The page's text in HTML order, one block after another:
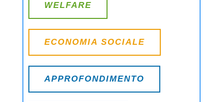
WELFARE
ECONOMIA SOCIALE
APPROFONDIMENTO